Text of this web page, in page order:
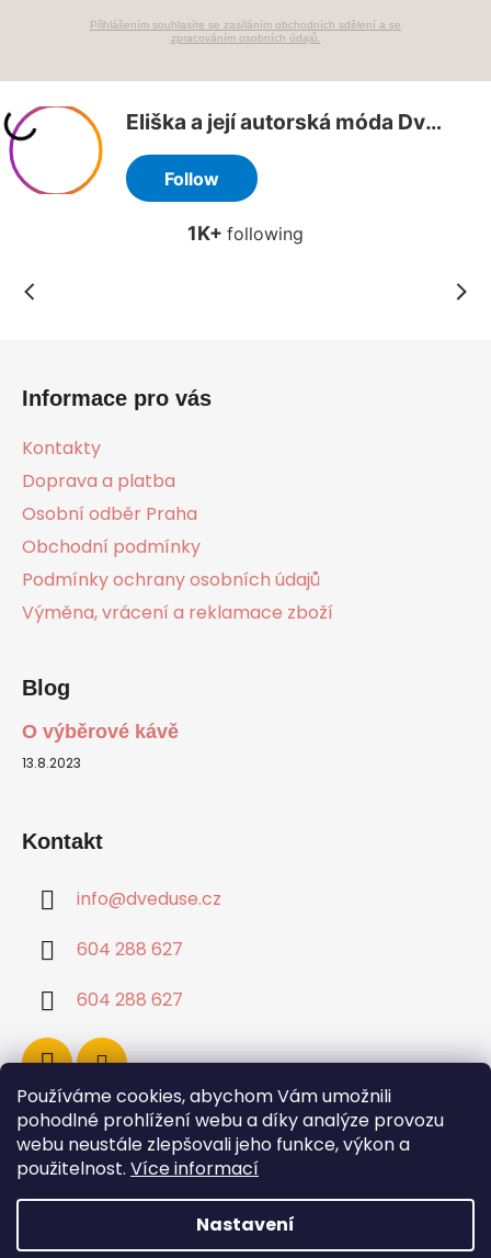
Používáme cookies, abychom Vám umožnili
pohodlné prohlížení webu a díky analýze provozu
webu neustále zlepšovali jeho funkce, výkon a
použitelnost. Více informací
Nastavení
Přihlášením souhlasíte se zasíláním obchodních sdělení a se
zpracováním osobních údajů.
Informace pro vás
Kontakty
Doprava a platba
Osobní odběr Praha
Obchodní podmínky
Podmínky ochrany osobních údajů
Výměna, vrácení a reklamace zboží
Blog
O výběrové kávě
13.8.2023
Kontakt
info@dveduse.cz
604 288 627
604 288 627